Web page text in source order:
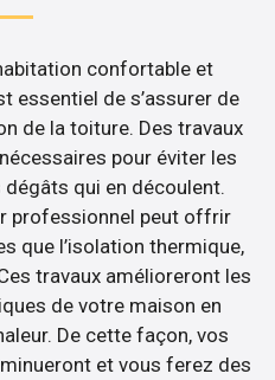
confortable et
essentiel de s’assurer de
de la toiture. Des travaux
pour éviter les
qui en découlent.
professionnel peut offrir
que l’isolation thermique,
travaux amélioreront les
de votre maison en
De cette façon, vos
et vous ferez des